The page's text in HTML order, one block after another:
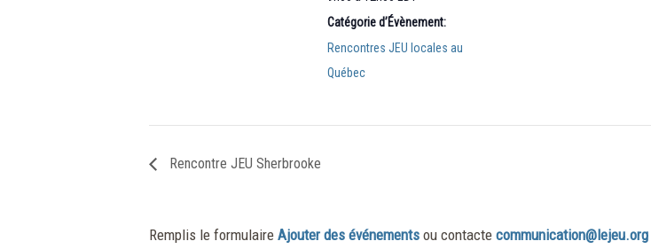
Catégorie d’Évènement:
Rencontres JEU locales au
Québec
Rencontre JEU Sherbrooke
Remplis le formulaire Ajouter des événements ou contacte communication@lejeu.org